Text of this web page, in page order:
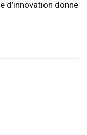
d’innovation donne